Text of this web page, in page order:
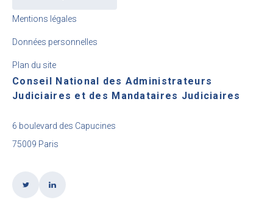
Mentions légales
Données personnelles
Plan du site
Conseil National des Administrateurs
Judiciaires et des Mandataires Judiciaires
6 boulevard des Capucines
75009 Paris